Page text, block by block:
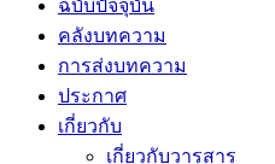
ฉบับปัจจุบัน
คลังบทความ
การส่งบทความ
ประกาศ
เกี่ยวกับ
เกี่ยวกับวารสาร